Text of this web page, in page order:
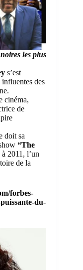
les plus
s’est
influentes des
cinéma,
de
doit sa
“The
2011, l’un
de la
forbes-
du-